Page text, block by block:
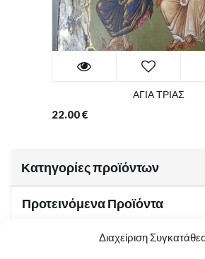
Διαχείριση
ΑΓΙΑ ΤΡΙΑΣ
22.00€
Κατηγορίες προϊόντων
Προτεινόμενα Προϊόντα